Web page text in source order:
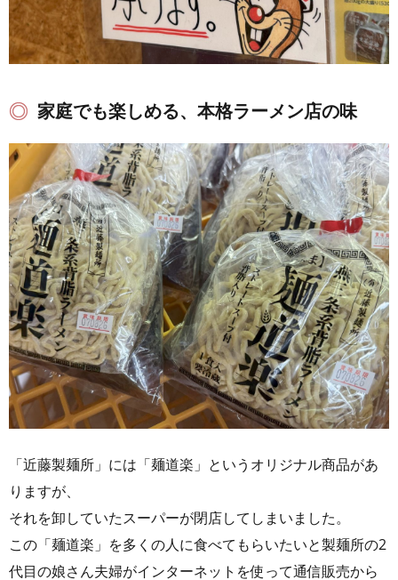
家庭でも楽しめる、本格ラーメン店の味
「近藤製麺所」には「麺道楽」というオリジナル商品があ
りますが、
それを卸していたスーパーが閉店してしまいました。
この「麺道楽」を多くの人に食べてもらいたいと製麺所の2
代目の娘さん夫婦がインターネットを使って通信販売から